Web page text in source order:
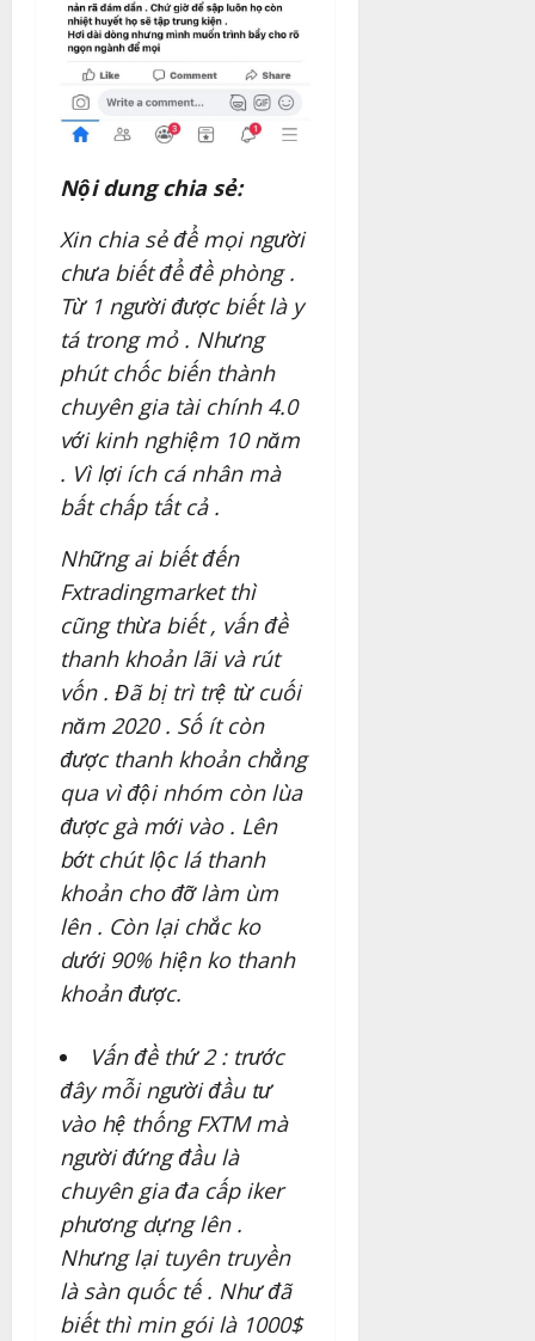
Nội dung chia sẻ:
Xin chia sẻ để mọi người
chưa biết để đề phòng .
Từ 1 người được biết là y
tá trong mỏ . Nhưng
phút chốc biến thành
chuyên gia tài chính 4.0
với kinh nghiệm 10 năm
. Vì lợi ích cá nhân mà
bất chấp tất cả .
Những ai biết đến
Fxtradingmarket thì
cũng thừa biết , vấn đề
thanh khoản lãi và rút
vốn . Đã bị trì trệ từ cuối
năm 2020 . Số ít còn
được thanh khoản chẳng
qua vì đội nhóm còn lùa
được gà mới vào . Lên
bớt chút lộc lá thanh
khoản cho đỡ làm ùm
lên . Còn lại chắc ko
dưới 90% hiện ko thanh
khoản được.
Vấn đề thứ 2 : trước
đây mỗi người đầu tư
vào hệ thống FXTM mà
người đứng đầu là
chuyên gia đa cấp iker
phương dựng lên .
Nhưng lại tuyên truyền
là sàn quốc tế . Như đã
biết thì min gói là 1000$